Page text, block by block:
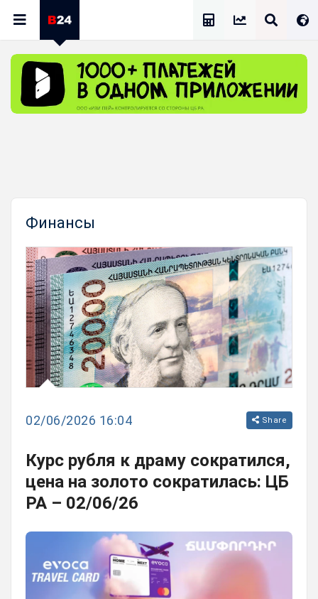
Финансы
02/06/2026 16:04 Share
Курс рубля к драму сократился,
цена на золото сократилась: ЦБ
РА – 02/06/26